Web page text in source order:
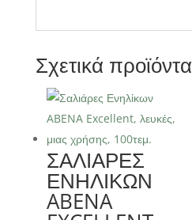
Σχετικά προϊόντα
ΣΑΛΙΑΡΕΣ
ΕΝΗΛΙΚΩΝ
ABENA